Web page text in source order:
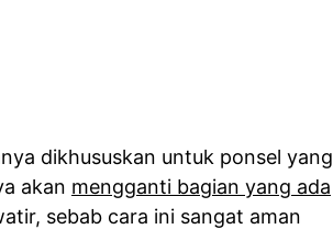
dikhususkan untuk ponsel yang
akan mengganti bagian yang ada
sebab cara ini sangat aman